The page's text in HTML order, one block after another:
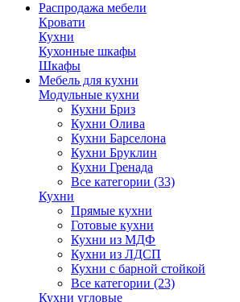
Распродажа мебели
Кровати
Кухни
Кухонные шкафы
Шкафы
Мебель для кухни
Модульные кухни
Кухни Бриз
Кухни Олива
Кухни Барселона
Кухни Бруклин
Кухни Гренада
Все категории (33)
Кухни
Прямые кухни
Готовые кухни
Кухни из МДФ
Кухни из ЛДСП
Кухни с барной стойкой
Все категории (23)
Кухни угловые